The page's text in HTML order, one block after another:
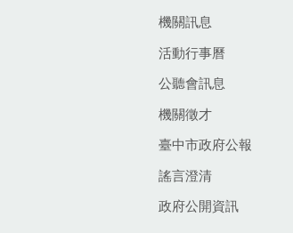
機關訊息
活動行事曆
公聽會訊息
機關徵才
臺中市政府公報
謠言澄清
政府公開資訊